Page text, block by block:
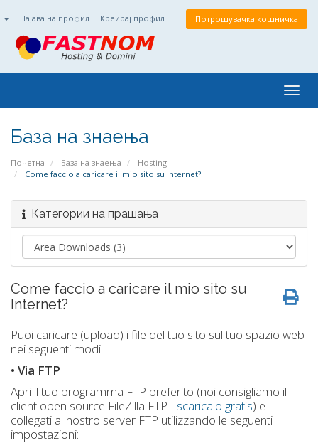
Најава на профил Креирај профил Потрошувачка кошничка
База на знаења
Почетна База на знаења
Hosting
Come faccio a caricare il mio sito su Internet?
Категории на прашања
Come faccio a caricare il mio sito su
Internet?
Puoi caricare (upload) i file del tuo sito sul tuo spazio web
nei seguenti modi:
• Via FTP
Apri il tuo programma FTP preferito (noi consigliamo il
client open source FileZilla FTP - scaricalo gratis) e
collegati al nostro server FTP utilizzando le seguenti
impostazioni: